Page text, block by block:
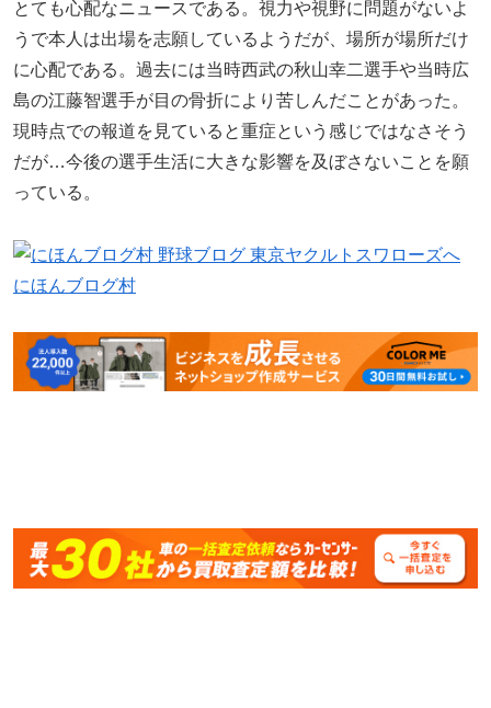
とても心配なニュースである。視力や視野に問題がないよ
うで本人は出場を志願しているようだが、場所が場所だけ
に心配である。過去には当時西武の秋山幸二選手や当時広
島の江藤智選手が目の骨折により苦しんだことがあった。
現時点での報道を見ていると重症という感じではなさそう
だが…今後の選手生活に大きな影響を及ぼさないことを願
っている。
にほんブログ村